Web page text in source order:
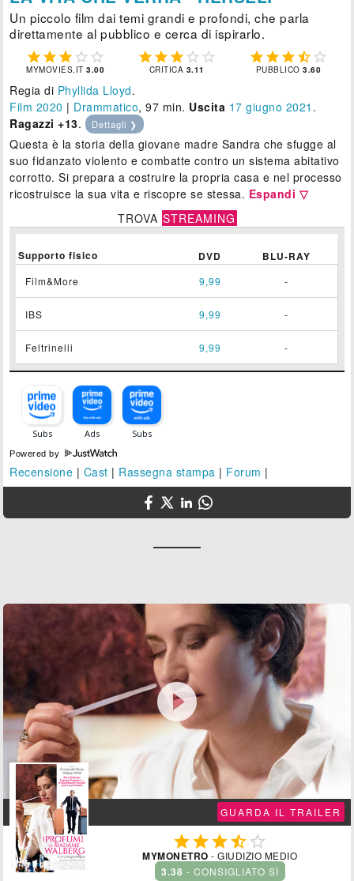
Un piccolo film dai temi grandi e profondi, che parla
direttamente al pubblico e cerca di ispirarlo.
    
MYMOVIES.IT3.00
    
CRITICA 3.11
    
PUBBLICO3.60
Regia di Phyllida Lloyd.
Film 2020 | Drammatico, 97 min. Uscita 17 giugno 2021 .
Ragazzi +13. Dettagli ❯
Questa è la storia della giovane madre Sandra che sfugge al
suo fidanzato violento e combatte contro un sistema abitativo
corrotto. Si prepara a costruire la propria casa e nel processo
ricostruisce la sua vita e riscopre se stessa. Espandi ▽
TROVA STREAMING
Supporto fisico DVD BLU-RAY
Film&More 9,99 -
IBS 9,99 -
Feltrinelli 9,99 -
Powered by
Recensione | Cast | Rassegna stampa | Forum |

GUARDA IL TRAILER
 
MYMONETRO - GIUDIZIO MEDIO
3.38 - CONSIGLIATO SÌ